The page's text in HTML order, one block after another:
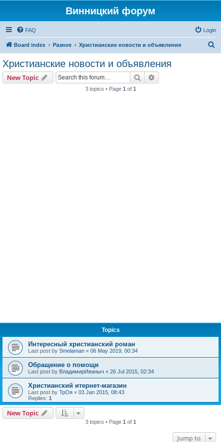
Винницкий форум
FAQ Login
Board index Разное Христианские новости и объявления
Христианские новости и объявления
New Topic Search
3 topics • Page 1 of 1
Topics
Интересный христианский роман
Last post by Smelaman « 06 May 2019, 00:34
Обращение о помощи
Last post by ВладимирИваныч « 26 Jul 2015, 02:34
Христианский итернет-магазин
Last post by ТрОя « 03 Jan 2015, 08:43
Replies: 1
New Topic
3 topics • Page 1 of 1
Jump to